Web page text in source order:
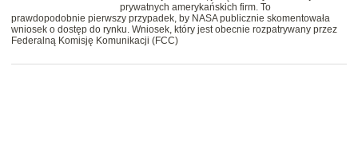
prywatnych amerykańskich firm. To
prawdopodobnie pierwszy przypadek, by NASA publicznie skomentowała
wniosek o dostęp do rynku. Wniosek, który jest obecnie rozpatrywany przez
Federalną Komisję Komunikacji (FCC)